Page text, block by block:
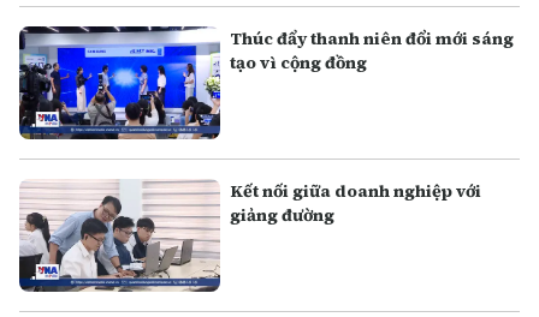
Thúc đẩy thanh niên đổi mới sáng
tạo vì cộng đồng
Kết nối giữa doanh nghiệp với
giảng đường